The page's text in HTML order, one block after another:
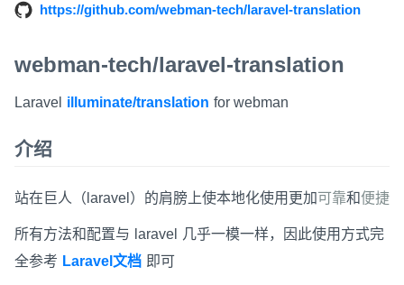
https://github.com/webman-tech/laravel-translation
webman-tech/laravel-translation
Laravel illuminate/translation for webman
介绍
站在巨人（laravel）的肩膀上使本地化使用更加可靠和便捷
所有方法和配置与 laravel 几乎一模一样，因此使用方式完
全参考 Laravel文档即可